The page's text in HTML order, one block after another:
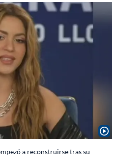
a reconstruirse tras su